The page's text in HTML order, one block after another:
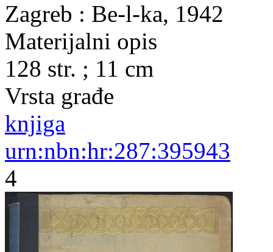
Zagreb : Be-l-ka, 1942
Materijalni opis
128 str. ; 11 cm
Vrsta građe
knjiga
urn:nbn:hr:287:395943
4